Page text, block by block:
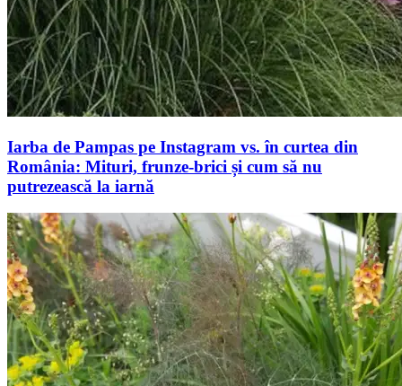
Iarba de Pampas pe Instagram vs. în curtea din
România: Mituri, frunze-brici și cum să nu
putrezească la iarnă